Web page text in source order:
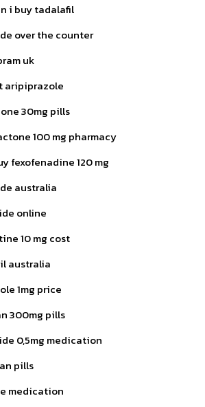
i buy tadalafil
over the counter
uk
aripiprazole
30mg pills
100 mg pharmacy
fexofenadine 120 mg
australia
online
10 mg cost
australia
1mg price
300mg pills
0,5mg medication
pills
medication